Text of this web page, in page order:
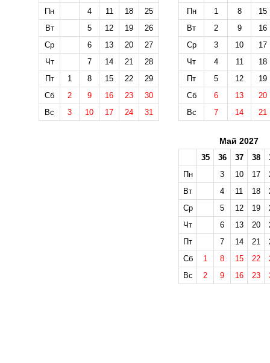
Пн
4 11 18
25
Вт
5 12 19
26
Ср
6 13 20
27
Чт
7 14 21
28
Пт
1 8 15 22
29
Сб
2 9 16 23
30
Вс
3 10 17 24 31
Пн
1 8
15
Вт
2 9
16
Ср
3 10
17
Чт
4 11
18
Пт
5 12
19
Сб
6 13
20
Вс
7 14 21
Май 2027
35 36 37 38
Пн
3 10 17
Вт
4 11 18
Ср
5 12 19
Чт
6 13 20
Пт
7 14 21
Сб
1 8 15 22
Вс
2 9 16 23